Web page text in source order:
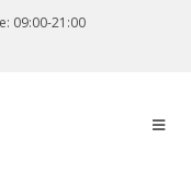
09:00-21:00